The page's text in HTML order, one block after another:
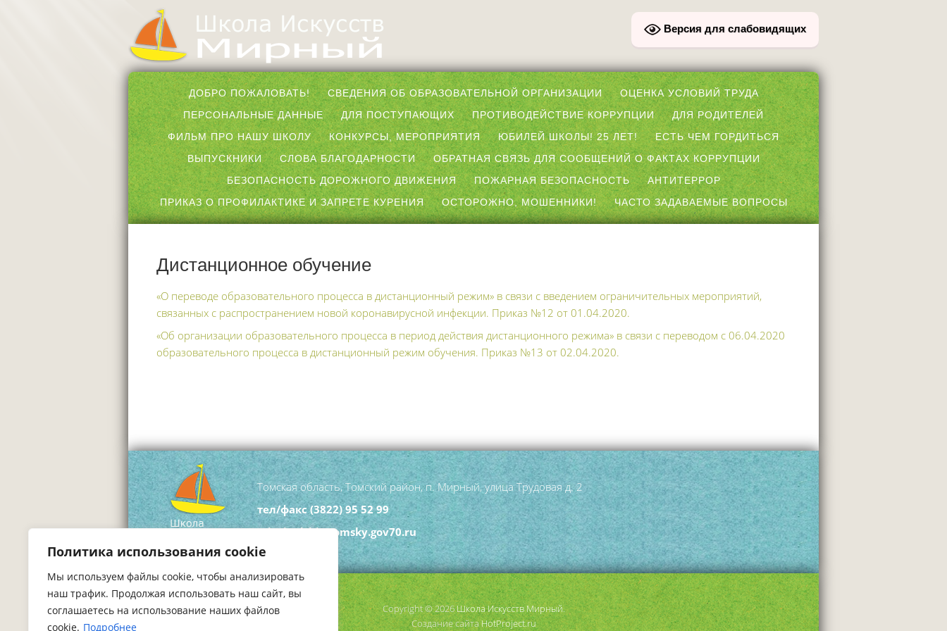
Политика использования cookie
Мы используем файлы cookie, чтобы анализировать
наш трафик. Продолжая использовать наш сайт, вы
соглашаетесь на использование наших файлов
cookie. Подробнее
Версия для слабовидящих
ДОБРО ПОЖАЛОВАТЬ! СВЕДЕНИЯ ОБ ОБРАЗОВАТЕЛЬНОЙ ОРГАНИЗАЦИИ
ОЦЕНКА УСЛОВИЙ ТРУДА
ПЕРСОНАЛЬНЫЕ ДАННЫЕ
ДЛЯ ПОСТУПАЮЩИХ ПРОТИВОДЕЙСТВИЕ КОРРУПЦИИ
ДЛЯ РОДИТЕЛЕЙ
ФИЛЬМ ПРО НАШУ ШКОЛУ
КОНКУРСЫ, МЕРОПРИЯТИЯ ЮБИЛЕЙ ШКОЛЫ! 25 ЛЕТ!
ЕСТЬ ЧЕМ ГОРДИТЬСЯ
ВЫПУСКНИКИ
СЛОВА БЛАГОДАРНОСТИ
ОБРАТНАЯ СВЯЗЬ ДЛЯ СООБЩЕНИЙ О ФАКТАХ КОРРУПЦИИ
БЕЗОПАСНОСТЬ ДОРОЖНОГО ДВИЖЕНИЯ
ПОЖАРНАЯ БЕЗОПАСНОСТЬ
АНТИТЕРРОР
ПРИКАЗ О ПРОФИЛАКТИКЕ И ЗАПРЕТЕ КУРЕНИЯ
ОСТОРОЖНО, МОШЕННИКИ! ЧАСТО ЗАДАВАЕМЫЕ ВОПРОСЫ
Дистанционное обучение
«О переводе образовательного процесса в дистанционный режим» в связи с введением ограничительных мероприятий,
связанных с распространением новой коронавирусной инфекции. Приказ №12 от 01.04.2020.
«Об организации образовательного процесса в период действия дистанционного режима» в связи с переводом с 06.04.2020
образовательного процесса в дистанционный режим обучения. Приказ №13 от 02.04.2020.
Томская область, Томский район, п. Мирный, улица Трудовая д. 2
тел/факс(3822) 95 52 99
mirniy-dshi@tomsky.gov70.ru
Copyright © 2026Школа Искусств Мирный.
Создание сайтаHotProject.ru